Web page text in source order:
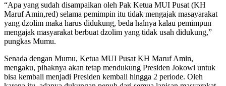
“Apa yang sudah disampaikan oleh Pak Ketua MUI Pusat (KH
Maruf Amin,red) selama pemimpin itu tidak mengajak masayarakat
yang dzolim maka harus didukung, beda halnya kalau pemimpun
mengajak masyarakat berbuat dzolim yang tidak usah didukung,”
pungkas Mumu.
Senada dengan Mumu, Ketua MUI Pusat KH Maruf Amin,
mengaku, pihaknya akan tetap mendukung Presiden Jokowi untuk
bisa kembali menjadi Presiden kembali hingga 2 periode. Oleh